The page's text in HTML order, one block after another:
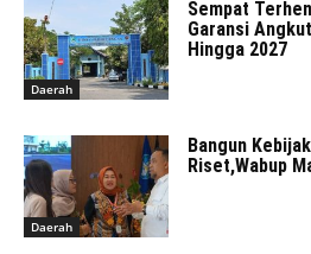
Daerah
Sempat
Garansi
Hingga 2027
Daerah
Bangun
Riset,Wabup